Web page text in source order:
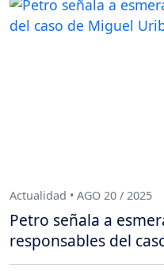
Actualidad • AGO 20 / 2025
Petro señala a
responsables del